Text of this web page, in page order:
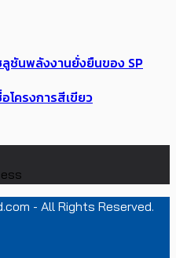
ชันพลังงานยั่งยืนของ SP
โครงการสีเขียว
- All Rights Reserved.